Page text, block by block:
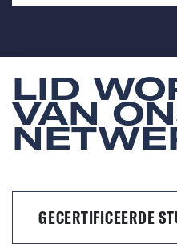
LID
VAN
GECERTIFICEERDE